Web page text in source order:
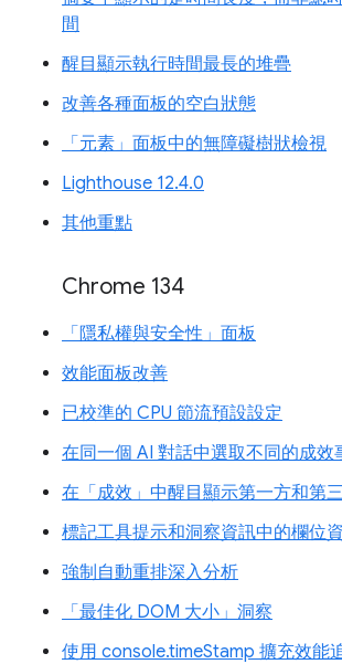
間
醒目顯示執行時間最長的堆疊
改善各種面板的空白狀態
「元素」面板中的無障礙樹狀檢視
Lighthouse 12.4.0
其他重點
Chrome 134
「隱私權與安全性」面板
效能面板改善
已校準的 CPU 節流預設設定
在同一個 AI 對話中選取不同的成效
在「成效」中醒目顯示第一方和第
標記工具提示和洞察資訊中的欄位
強制自動重排深入分析
「最佳化 DOM 大小」洞察
使用 console.timeStamp 擴充效能